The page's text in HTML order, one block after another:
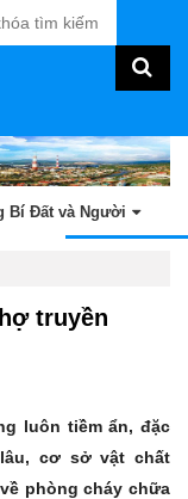
Bí Đất và Người
truyền
luôn tiềm ẩn, đặc
cơ sở vật chất
phòng cháy chữa